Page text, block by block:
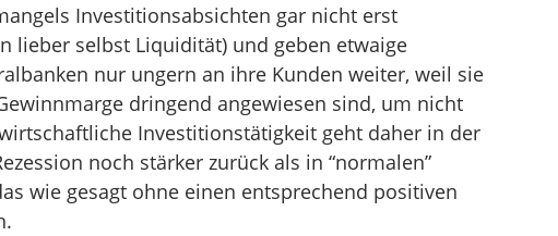
Investitionsabsichten gar nicht erst
lieber selbst Liquidität) und geben etwaige
nur ungern an ihre Kunden weiter, weil sie
dringend angewiesen sind, um nicht
Investitionstätigkeit geht daher in der
noch stärker zurück als in “normalen”
wie gesagt ohne einen entsprechend positiven